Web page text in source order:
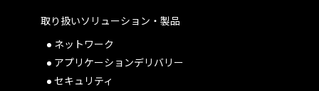
取り扱いソリューション・製品
ネットワーク
アプリケーションデリバリー
セキュリティ